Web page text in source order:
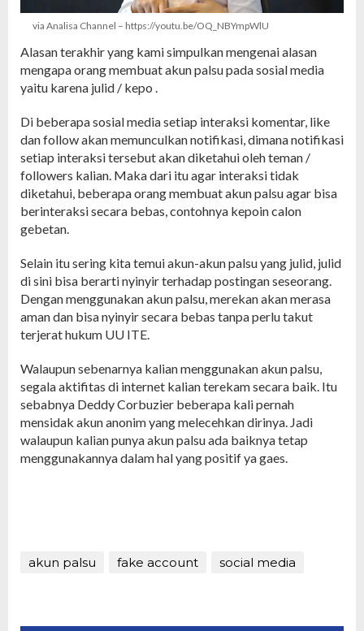
via Analisa Channel – https://youtu.be/OQ_NBYmpWlU
Alasan terakhir yang kami simpulkan mengenai alasan
mengapa orang membuat akun palsu pada sosial media
yaitu karena julid / kepo .
Di beberapa sosial media setiap interaksi komentar, like
dan follow akan memunculkan notifikasi, dimana notifikasi
setiap interaksi tersebut akan diketahui oleh teman /
followers kalian. Maka dari itu agar interaksi tidak
diketahui, beberapa orang membuat akun palsu agar bisa
berinteraksi secara bebas, contohnya kepoin calon
gebetan.
Selain itu sering kita temui akun-akun palsu yang julid, julid
di sini bisa berarti nyinyir terhadap postingan seseorang.
Dengan menggunakan akun palsu, merekan akan merasa
aman dan bisa nyinyir secara bebas tanpa perlu takut
terjerat hukum UU ITE.
Walaupun sebenarnya kalian menggunakan akun palsu,
segala aktifitas di internet kalian terekam secara baik. Itu
sebabnya Deddy Corbuzier beberapa kali pernah
mensidak akun anonim yang melecehkan dirinya. Jadi
walaupun kalian punya akun palsu ada baiknya tetap
menggunakannya dalam hal yang positif ya gaes.
akun palsu fake account social media